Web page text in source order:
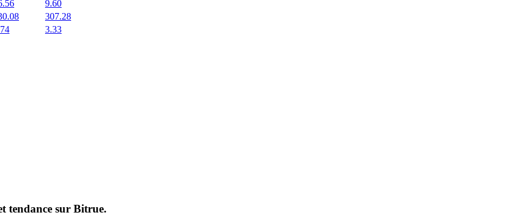
9.60
307.28
3.33
tendance sur Bitrue.